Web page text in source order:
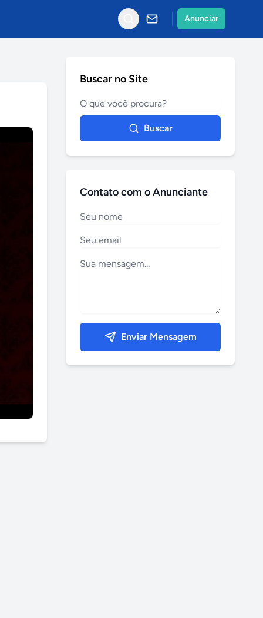
Anunciar
Buscar no Site
Buscar
Contato com o Anunciante
Enviar Mensagem